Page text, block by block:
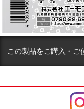
この製品をご購入・ご